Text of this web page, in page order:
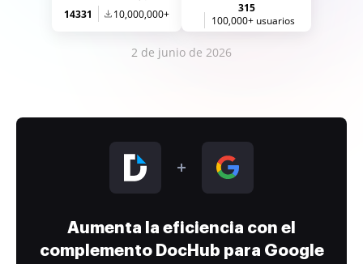
14331 10,000,000+
315
100,000+ usuarios
2 de junio de 2026
Aumenta la eficiencia con el
complemento DocHub para Google